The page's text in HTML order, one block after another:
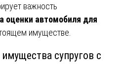
важность
оценки автомобиля для
имуществе.
супругов с